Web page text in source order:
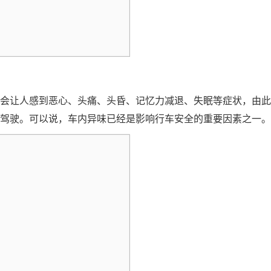
让人感到恶心、头痛、头昏、记忆力减退、失眠等症状，由此
。可以说，车内异味已经是影响行车安全的重要因素之一。